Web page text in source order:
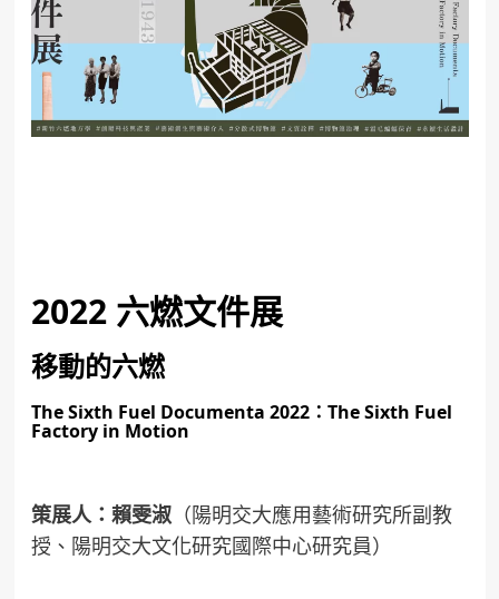
2022 六燃文件展
移動的六燃
The Sixth Fuel Documenta 2022：The Sixth Fuel
Factory in Motion
策展人：賴雯淑（陽明交大應用藝術研究所副教
授、陽明交大文化研究國際中心研究員）